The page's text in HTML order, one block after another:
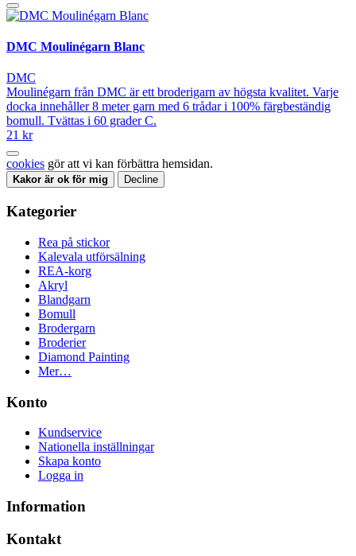
DMC Moulinégarn Blanc
DMC
Moulinégarn från DMC är ett broderigarn av högsta kvalitet. Varje
docka innehåller 8 meter garn med 6 trådar i 100% färgbeständig
bomull. Tvättas i 60 grader C.
21 kr
cookies gör att vi kan förbättra hemsidan.
Kakor är ok för mig Decline
Kategorier
Rea på stickor
Kalevala utförsälning
REA-korg
Akryl
Blandgarn
Bomull
Brodergarn
Broderier
Diamond Painting
Mer…
Konto
Kundservice
Nationella inställningar
Skapa konto
Logga in
Information
Kontakt